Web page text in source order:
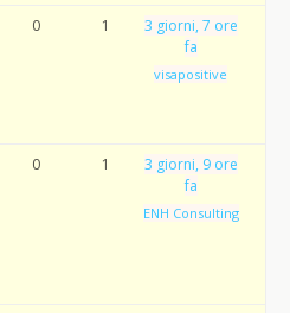
0 1
3 giorni, 7 ore
fa
visapositive
0 1
3 giorni, 9 ore
fa
ENH Consulting